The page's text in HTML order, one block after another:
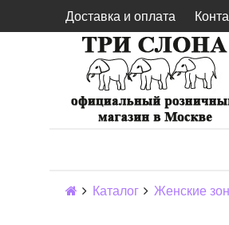
Доставка и оплата
Каталог Женские